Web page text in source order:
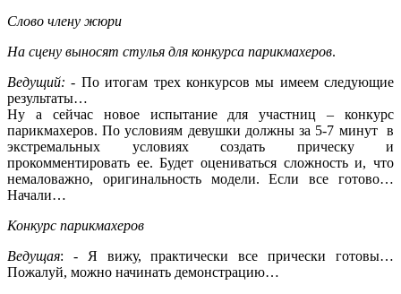
Слово члену жюри
На сцену выносят стулья для конкурса парикмахеров.
Ведущий: - По итогам трех конкурсов мы имеем следующие
результаты…
Ну а сейчас новое испытание для участниц – конкурс
парикмахеров. По условиям девушки должны за 5-7 минут в
экстремальных условиях создать прическу и
прокомментировать ее. Будет оцениваться сложность и, что
немаловажно, оригинальность модели. Если все готово…
Начали…
Конкурс парикмахеров
Ведущая: - Я вижу, практически все прически готовы…
Пожалуй, можно начинать демонстрацию…